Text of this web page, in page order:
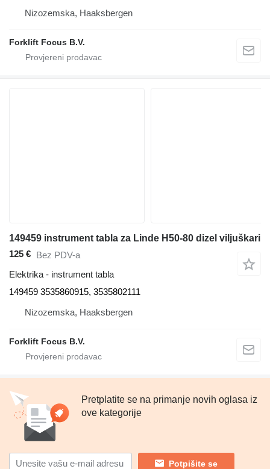
Nizozemska, Haaksbergen
Forklift Focus B.V.
149459 instrument tabla za Linde H50-80 dizel viljuškari
125 € Bez PDV-a
Elektrika - instrument tabla
149459 3535860915, 3535802111
Nizozemska, Haaksbergen
Forklift Focus B.V.
Pretplatite se na primanje novih oglasa iz
ove kategorije
Potpišite se